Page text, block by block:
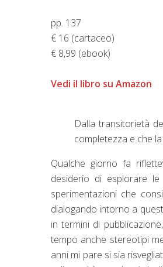
pp. 137
€ 16 (cartaceo)
€ 8,99 (ebook)
Vedi il libro su Amazon
Dalla transitorietà
completezza e che
Qualche giorno fa
desiderio di esplorare
sperimentazioni che
dialogando intorno a
in termini di
tempo anche stereotipi
anni mi pare si sia